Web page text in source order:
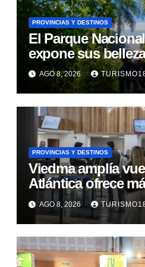
PROVINCIAS Y DESTINOS
El Parque
expone sus
al circuito
AGO 8, 2026
PROVINCIAS Y DESTINOS
Viedma amplía
Atlántica ofrece
turísticos
AGO 8, 2026